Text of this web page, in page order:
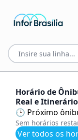
Horário de
Real e Itinerário
🕒 Próximo
Sem horários
Ver todos os